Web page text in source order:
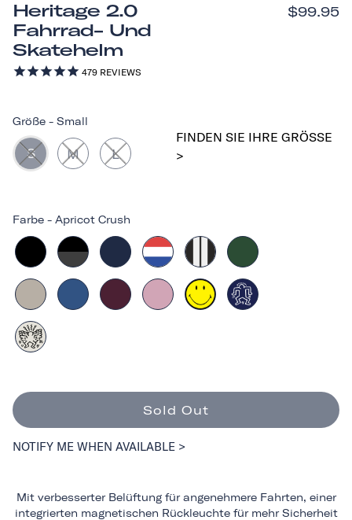
Heritage 2.0
Fahrrad- Und
Skatehelm
479 REVIEWS
$99.95
Farbe - Apricot Crush
Größe - Small
S M L
FINDEN SIE IHRE GRÖSSE >
Sold Out
NOTIFY ME WHEN AVAILABLE >
Mit verbesserter Belüftung für angenehmere Fahrten, einer
integrierten magnetischen Rückleuchte für mehr Sicherheit